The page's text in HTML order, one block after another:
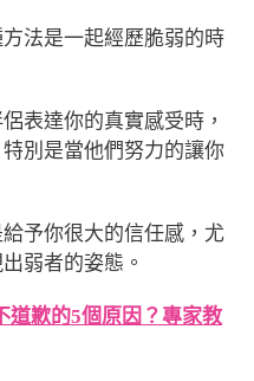
法是一起經歷脆弱的時
表達你的真實感受時，
別是當他們努力的讓你
予你很大的信任感，尤
弱者的姿態。
道歉的5個原因？專家教